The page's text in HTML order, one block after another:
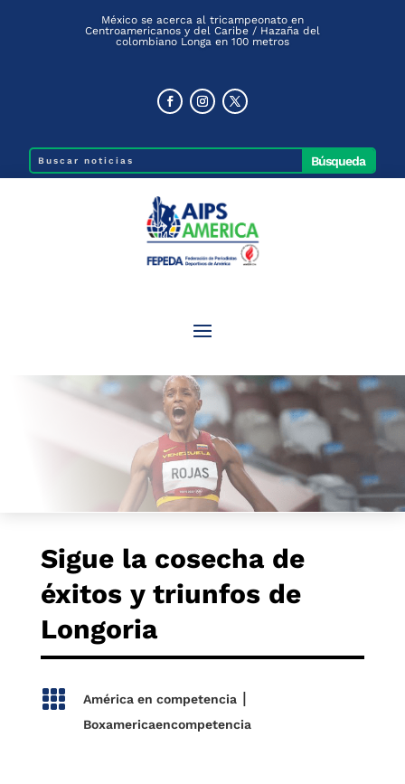
México se acerca al tricampeonato en
Centroamericanos y del Caribe / Hazaña del
colombiano Longa en 100 metros
Sigue la cosecha de
éxitos y triunfos de
Longoria
 América en competencia|
Boxamericaencompetencia